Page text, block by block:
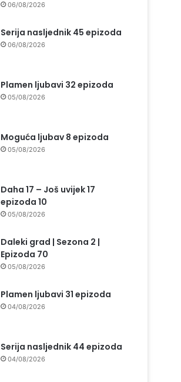
06/08/2026
Serija nasljednik 45 epizoda
06/08/2026
Plamen ljubavi 32 epizoda
05/08/2026
Moguća ljubav 8 epizoda
05/08/2026
Daha 17 – Još uvijek 17
epizoda 10
05/08/2026
Daleki grad | Sezona 2 |
Epizoda 70
05/08/2026
Plamen ljubavi 31 epizoda
04/08/2026
Serija nasljednik 44 epizoda
04/08/2026